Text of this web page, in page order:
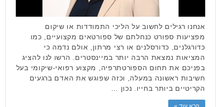
אנחנו רגילים לחשוב על הליכי התמודדות או שיקום
מפציעות ספורט כנחלתם של ספורטאים מקצועיים, כמו
כדורגלנים, כדורסלנים או רצי מרתון, אולם נדמה כי
המציאות נמצאת הרבה יותר במיינסטרים. הרשו לנו להציג
בפניכם את תחום הספורטתרפיה, מקצוע רפואי-שיקומי בעל
חשיבות ראשונה במעלה, וכזה שפוגש את האדם ברגעים
הקריטיים ביותר בחייו. נכון …